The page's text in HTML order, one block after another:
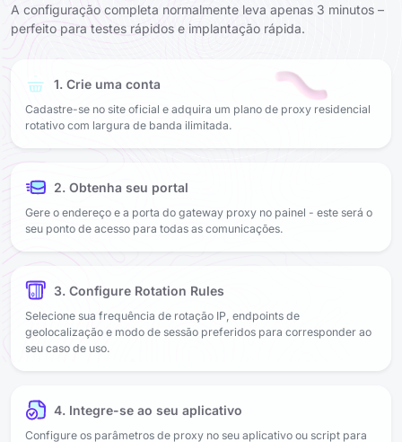
A configuração completa normalmente leva apenas 3 minutos –
perfeito para testes rápidos e implantação rápida.
1. Crie uma conta
Cadastre-se no site oficial e adquira um plano de proxy residencial
rotativo com largura de banda ilimitada.
2. Obtenha seu portal
Gere o endereço e a porta do gateway proxy no painel - este será o
seu ponto de acesso para todas as comunicações.
3. Configure Rotation Rules
Selecione sua frequência de rotação IP, endpoints de
geolocalização e modo de sessão preferidos para corresponder ao
seu caso de uso.
4. Integre-se ao seu aplicativo
Configure os parâmetros de proxy no seu aplicativo ou script para